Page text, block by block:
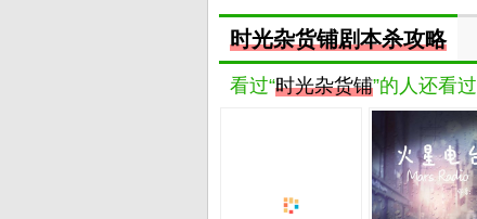
时光杂货铺剧本杀攻略
看过“时光杂货铺”的人还看过